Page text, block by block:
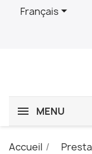
Français
MENU
Accueil